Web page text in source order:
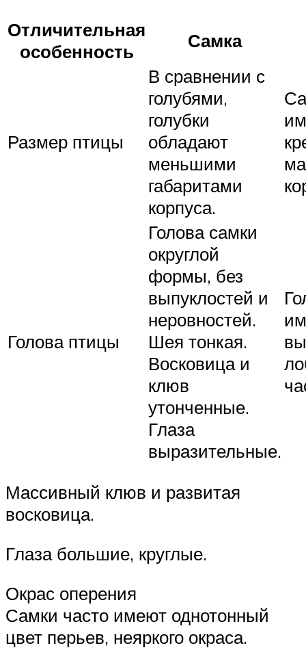
Отличительная
особенность
Самка
Размер птицы
В сравнении с
голубями,
голубки
обладают
меньшими
габаритами
корпуса.
Голова птицы
Голова самки
округлой
формы, без
выпуклостей и
неровностей.
Шея тонкая.
Восковица и
клюв
утонченные.
Глаза
выразительные.
Массивный клюв и развитая
восковица.
Глаза большие, круглые.
Окрас оперения
Самки часто имеют однотонный
цвет перьев, неяркого окраса.